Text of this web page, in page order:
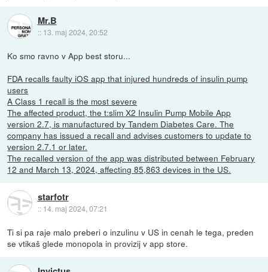
Mr.B
:: 13. maj 2024, 20:52
Ko smo ravno v App best storu...
FDA recalls faulty iOS app that injured hundreds of insulin pump
users
A Class 1 recall is the most severe
The affected product, the t:slim X2 Insulin Pump Mobile App
version 2.7, is manufactured by Tandem Diabetes Care. The
company has issued a recall and advises customers to update to
version 2.7.1 or later.
The recalled version of the app was distributed between February
12 and March 13, 2024, affecting 85,863 devices in the US.
starfotr
:: 14. maj 2024, 07:21
Ti si pa raje malo preberi o inzulinu v US in cenah le tega, preden
se vtikaš glede monopola in provizij v app store.